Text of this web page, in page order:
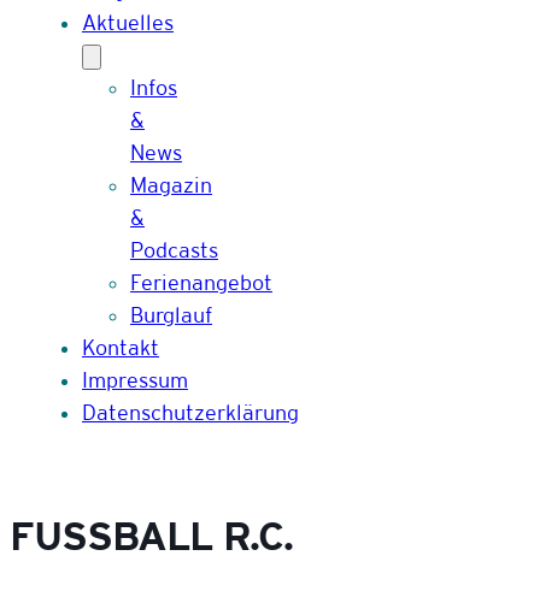
Aktuelles
Infos
&
News
Magazin
&
Podcasts
Ferienangebot
Burglauf
Kontakt
Impressum
Datenschutzerklärung
FUSSBALL R.C.